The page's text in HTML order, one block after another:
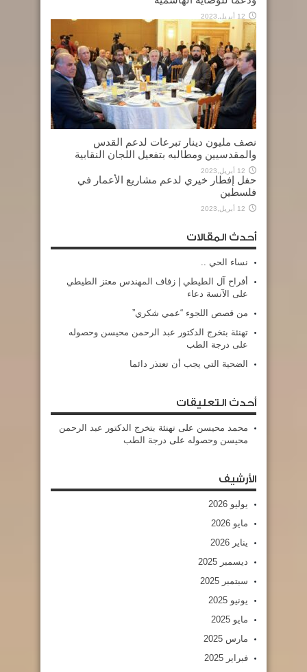
12 أبريل,2023
نصف مليون دينار تبرعات لدعم القدس
والمقدسيين ومطالبه بتفعيل اللجان النقابية
12 أبريل,2023
حفل إفطار خيري لدعم مشاريع الأعمار في
فلسطين
12 أبريل,2023
أحدث المقالات
نساء الحي ..
أفراح آل الطيطي | زفاف المهندس معتز الطيطي
على الآنسة دعاء
من قصص اللجوء “عمي شكري”
تهنئة بتخرج الدكتور عبد الرحمن محيسن وحصوله
على درجة الطب
الضحية التي يجب أن تعتذر دائما
أحدث التعليقات
محمد محيسن على تهنئة بتخرج الدكتور عبد الرحمن
محيسن وحصوله على درجة الطب
الأرشيف
يوليو 2026
مايو 2026
يناير 2026
ديسمبر 2025
سبتمبر 2025
يونيو 2025
مايو 2025
مارس 2025
فبراير 2025